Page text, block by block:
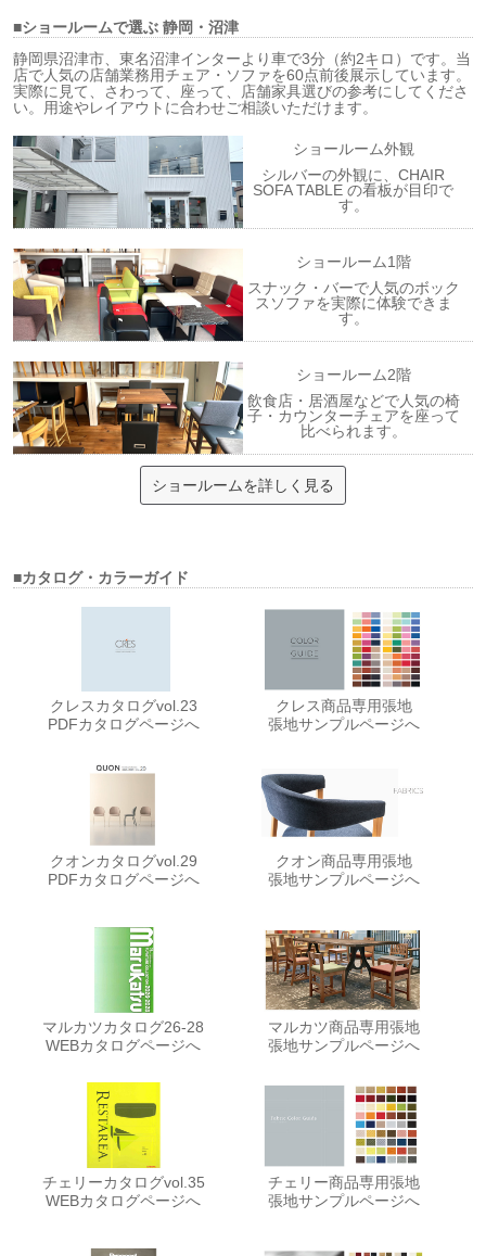
■ショールームで選ぶ静岡・沼津
静岡県沼津市、東名沼津インターより車で3分（約2キロ）です。当
店で人気の店舗業務用チェア・ソファを60点前後展示しています。
実際に見て、さわって、座って、店舗家具選びの参考にしてくださ
い。用途やレイアウトに合わせご相談いただけます。
ショールーム外観
シルバーの外観に、CHAIR
SOFA TABLE の看板が目印で
す。
ショールーム1階
スナック・バーで人気のボック
スソファを実際に体験できま
す。
ショールーム2階
飲食店・居酒屋などで人気の椅
子・カウンターチェアを座って
比べられます。
ショールームを詳しく見る
■カタログ・カラーガイド
クレスカタログvol.23
PDFカタログページへ
クレス商品専用張地
張地サンプルページへ
クオンカタログvol.29
PDFカタログページへ
クオン商品専用張地
張地サンプルページへ
マルカツカタログ26-28
WEBカタログページへ
マルカツ商品専用張地
張地サンプルページへ
チェリーカタログvol.35
WEBカタログページへ
チェリー商品専用張地
張地サンプルページへ